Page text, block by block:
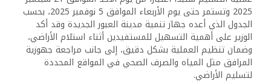
2025 وتستمر حتى يوم الأربعاء الموافق 5 نوفمبر 2025، بحسب
الجدول الذي أعده جهاز تنمية مدينة العبور الجديدة وقد أكد
الوزير على أهمية التسهيل للمستفيدين أثناء استلام الأراضي،
وضمان تنظيم العملية بشكل دقيق، إلى جانب مراجعة جهوزية
المرافق مثل المياه والصرف الصحي في المواقع المحددة
لتسليم الأراضي.